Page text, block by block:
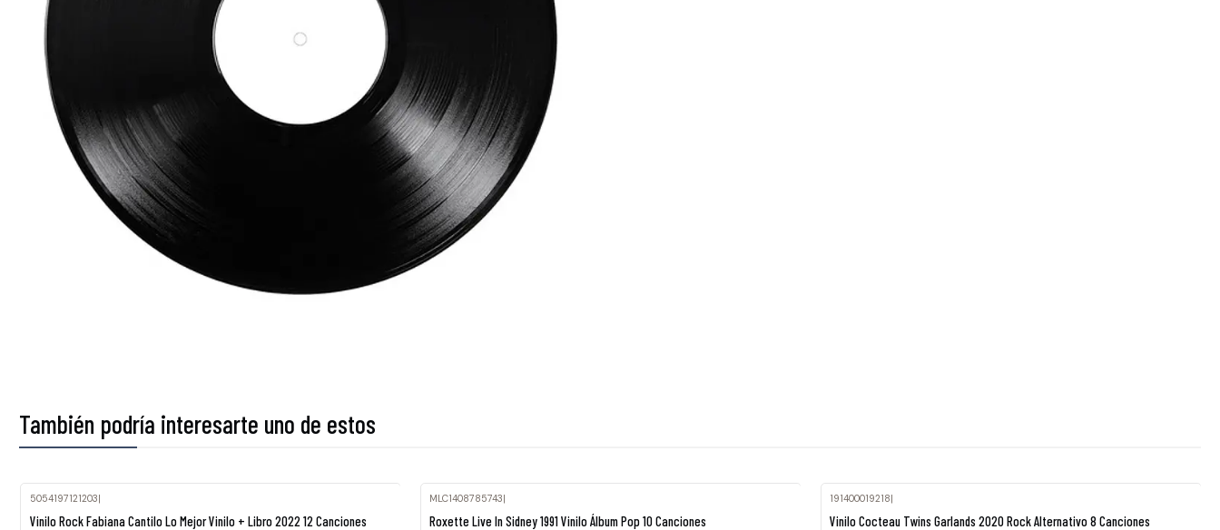
También podría interesarte uno de estos
5054197121203|
Vinilo Rock Fabiana Cantilo Lo Mejor Vinilo + Libro 2022 12 Canciones
MLC1408785743|
Roxette Live In Sidney 1991 Vinilo Álbum Pop 10 Canciones
191400019218|
Vinilo Cocteau Twins Garlands 2020 Rock Alternativo 8 Canciones